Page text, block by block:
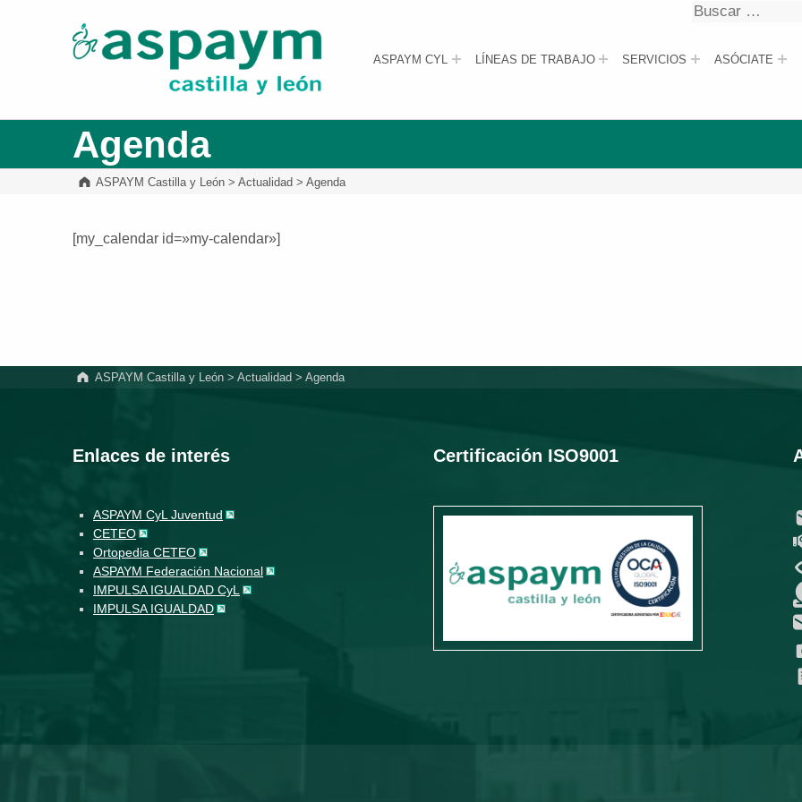
ASPAYM Castilla y León
ASPAYM CYL LÍNEAS DE TRABAJO SERVICIOS ASÓCIATE
Buscar
Agenda
ASPAYM Castilla y León >Actualidad >Agenda
[my_calendar id=»my-calendar»]
ASPAYM Castilla y León> Actualidad > Agenda
Enlaces de interés
ASPAYM CyL Juventud
CETEO
Ortopedia CETEO
ASPAYM Federación Nacional
IMPULSA IGUALDAD CyL
IMPULSA IGUALDAD
Certificación ISO9001